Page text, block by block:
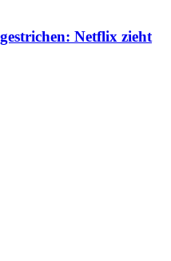
Netflix zieht